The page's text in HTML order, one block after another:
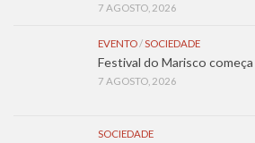
7 AGOSTO, 2026
EVENTO / SOCIEDADE
Festival do Marisco
7 AGOSTO, 2026
SOCIEDADE